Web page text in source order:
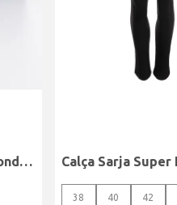
Relógio Smartwatch Condor PRETO
38 40 42